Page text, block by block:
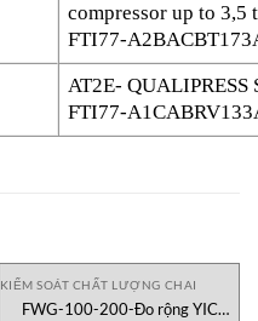
compressor up to 3,5
FTI77-
AT2E- QUALIPRESS
FTI77-
KIỂM SOÁT CHẤT LƯỢNG CHAI
FWG-100-200-Đo rộng YIC